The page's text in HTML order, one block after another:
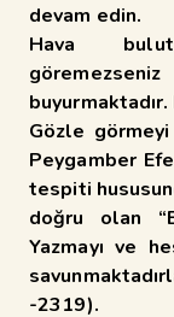
devam edin.
Hava
göremezseniz
Gözle
Peygamber
tespiti
doğru olan
Yazmayı ve
-2319).